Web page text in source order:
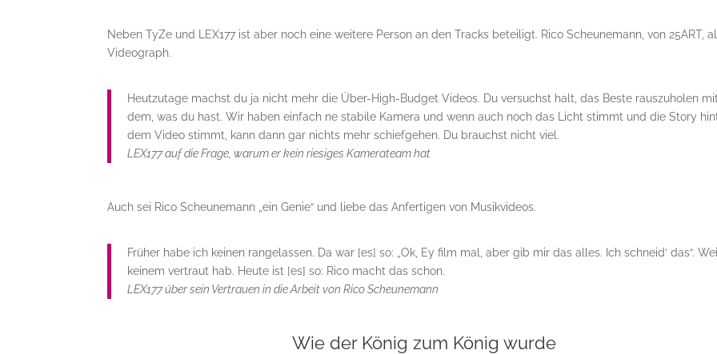
Neben TyZe und LEX177 ist aber noch eine weitere Person an den Tracks beteiligt. Rico Scheunemann, von 25ART,
Videograph.
Heutzutage machst du ja nicht mehr die Über-High-Budget Videos. Du versuchst halt, das Beste rauszuholen mit
dem, was du hast. Wir haben einfach ne stabile Kamera und wenn auch noch das Licht stimmt und die Story
dem Video stimmt, kann dann gar nichts mehr schiefgehen. Du brauchst nicht viel.
LEX177 auf die Frage, warum er kein riesiges Kamerateam hat
Auch sei Rico Scheunemann „ein Genie“ und liebe das Anfertigen von Musikvideos.
Früher habe ich keinen rangelassen. Da war [es] so: „Ok, Ey film mal, aber gib mir das alles. Ich schneid‘ das“.
keinem vertraut hab. Heute ist [es] so: Rico macht das schon.
LEX177 über sein Vertrauen in die Arbeit von Rico Scheunemann
Wie der König zum König wurde